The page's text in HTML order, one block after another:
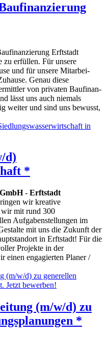
Erftstadt
zu erfüllen. Für unsere
und für unsere Mitarbei­
Genau diese
von privaten Bau­finan­
lässt uns auch niemals
weiter und sind uns bewusst,
d)
*
- Erftstadt
wir kreative
wir mit rund 300
Aufgabenstellungen im
mit uns die Zukunft der
in Erftstadt! Für die
Projekte in der
einen engagierten Planer /
(m/w/d) zu
*